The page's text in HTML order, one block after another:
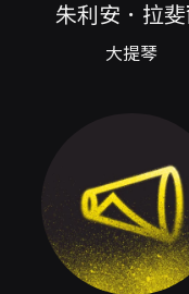
de Sarasate
（
與國樂團呈現
性曲目，經由
古幻想曲》與
曲，則分別在
不同的敘事路
下極具戲劇性
涵蓋世界首演
既多元又有內
朱利安．拉
大提琴